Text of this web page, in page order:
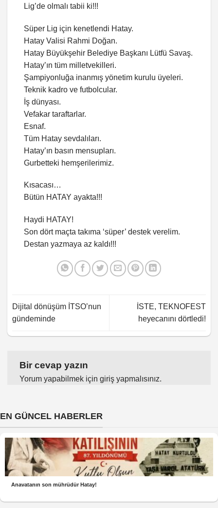
Lig’de olmalı tabii ki!!!
Süper Lig için kenetlendi Hatay.
Hatay Valisi Rahmi Doğan.
Hatay Büyükşehir Belediye Başkanı Lütfü Savaş.
Hatay’ın tüm milletvekilleri.
Şampiyonluğa inanmış yönetim kurulu üyeleri.
Teknik kadro ve futbolcular.
İş dünyası.
Vefakar taraftarlar.
Esnaf.
Tüm Hatay sevdalıları.
Hatay’ın basın mensupları.
Gurbetteki hemşerilerimiz.
Kısacası…
Bütün HATAY ayakta!!!
Haydi HATAY!
Son dört maçta takıma ‘süper’ destek verelim.
Destan yazmaya az kaldı!!!
Dijital dönüşüm İTSO’nun
gündeminde
İSTE, TEKNOFEST
heyecanını dörtledi!
Bir cevap yazın
Yorum yapabilmek için giriş yapmalısınız.
EN GÜNCEL HABERLER
Anavatanın son mührüdür Hatay!